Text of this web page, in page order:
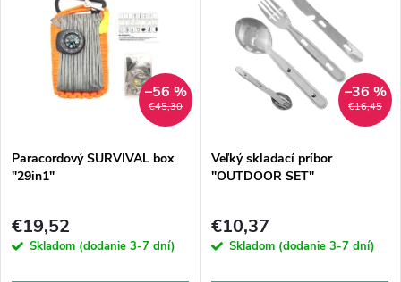
€45,30
–56 %
Paracordový SURVIVAL box
"29in1"
€19,52
Skladom (dodanie 3-7 dní)
€16,45
–36 %
Veľký skladací príbor
"OUTDOOR SET"
€10,37
Skladom (dodanie 3-7 dní)